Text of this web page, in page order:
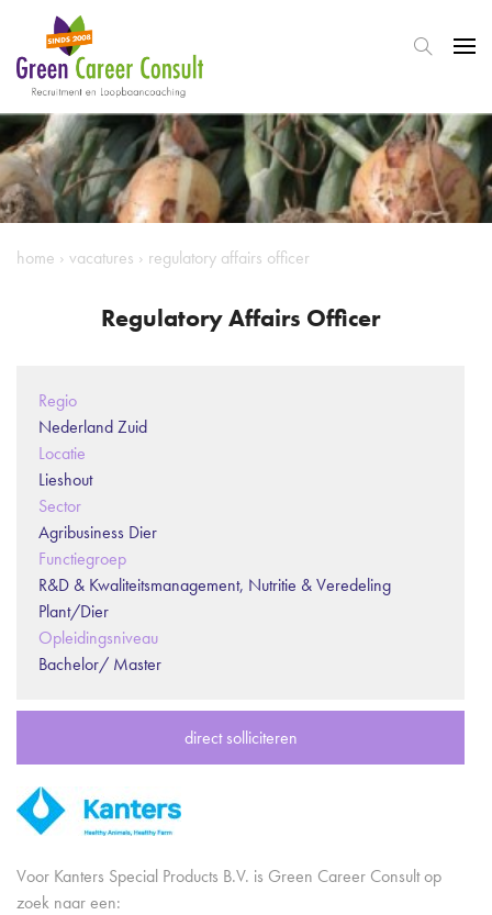
home › vacatures › regulatory affairs officer
Regulatory Affairs Officer
Regio
Nederland Zuid
Locatie
Lieshout
Sector
Agribusiness Dier
Functiegroep
R&D & Kwaliteitsmanagement, Nutritie & Veredeling
Plant/Dier
Opleidingsniveau
Bachelor/ Master
direct solliciteren
Voor Kanters Special Products B.V. is Green Career Consult op
zoek naar een: